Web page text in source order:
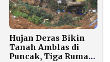
Hujan Deras Bikin
Tanah Amblas di
Puncak, Tiga Rumah